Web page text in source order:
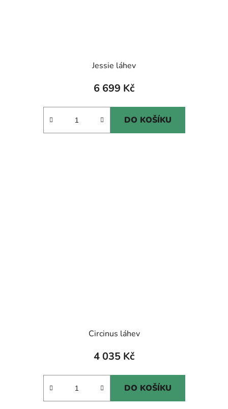
Jessie láhev
6 699 Kč
DO KOŠÍKU
Circinus láhev
4 035 Kč
DO KOŠÍKU